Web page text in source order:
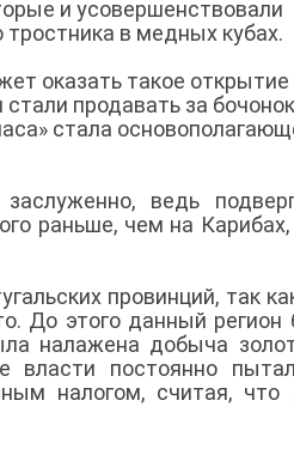
и усовершенствовали
тростника в медных кубах.
оказать такое открытие
продавать за бочонок
стала
ведь
раньше, чем на Карибах,
провинций, так
До этого данный регион
налажена добыча
власти постоянно
налогом, считая, что